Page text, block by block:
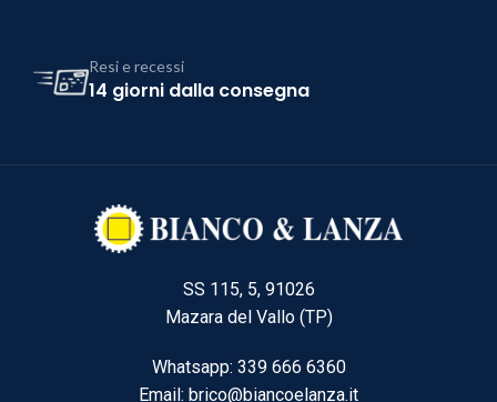
Resi e recessi
14 giorni dalla consegna
SS 115, 5, 91026
Mazara del Vallo (TP)
Whatsapp: 339 666 6360
Email: brico@biancoelanza.it